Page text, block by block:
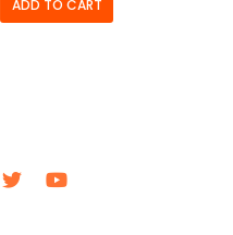
ADD TO CART